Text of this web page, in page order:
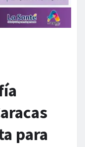
para